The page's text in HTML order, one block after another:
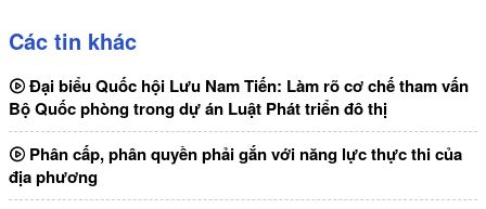
Các tin khác
Đại biểu Quốc hội Lưu Nam Tiến: Làm rõ cơ chế tham vấn
Bộ Quốc phòng trong dự án Luật Phát triển đô thị
Phân cấp, phân quyền phải gắn với năng lực thực thi của
địa phương